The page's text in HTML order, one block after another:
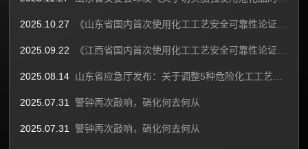
2025.10.27
2025.09.22
2025.08.14
2025.07.31 警钟再次敲响，硝化何去何从
2025.07.31 警钟再次敲响，硝化何去何从